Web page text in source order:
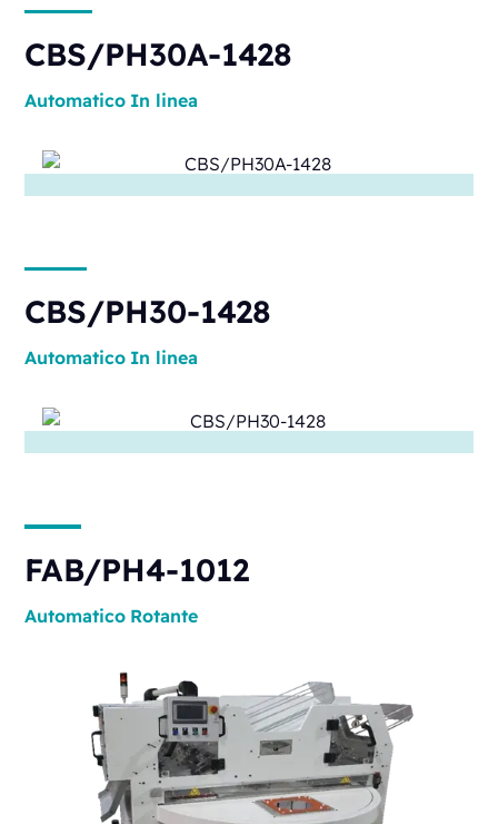
CBS/PH30A-1428
Automatico In linea
CBS/PH30-1428
Automatico In linea
FAB/PH4-1012
Automatico Rotante